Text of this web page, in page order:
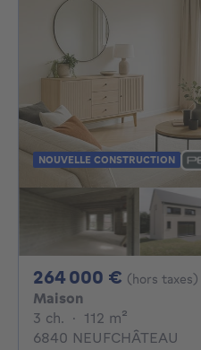
NOUVELLE CONSTRUCTION
264 000 € 264000€
(hors taxes)
Maison
3 ch. 3 chambres
· 112 m²
6840 NEUFCHÂTEAU